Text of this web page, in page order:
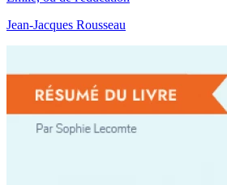
Jean-Jacques Rousseau